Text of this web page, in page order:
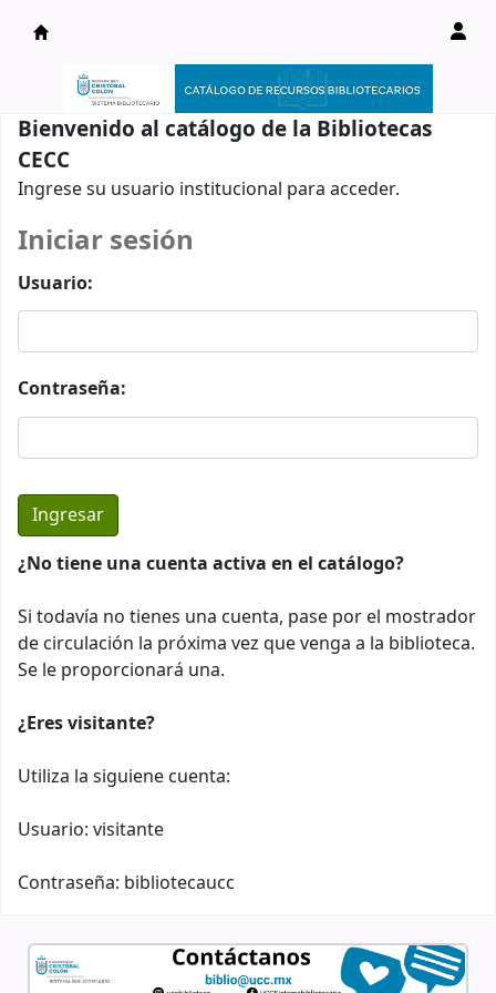
Catálogo en línea
Bienvenido al catálogo de la Bibliotecas
CECC
Ingrese su usuario institucional para acceder.
Iniciar sesión
Usuario:
Contraseña:
¿No tiene una cuenta activa en el catálogo?
Si todavía no tienes una cuenta, pase por el mostrador
de circulación la próxima vez que venga a la biblioteca.
Se le proporcionará una.
¿Eres visitante?
Utiliza la siguiene cuenta:
Usuario: visitante
Contraseña: bibliotecaucc